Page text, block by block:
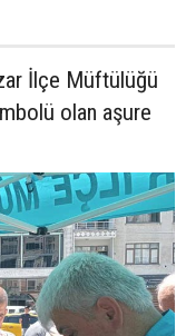
İlçe Müftülüğü
olan aşure